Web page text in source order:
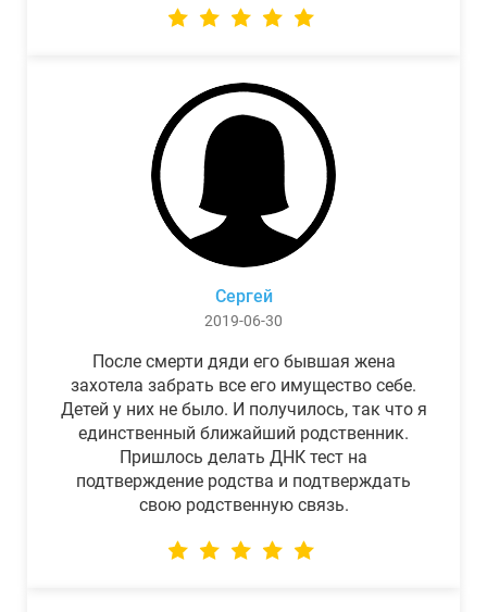
Сергей
2019-06-30
После смерти дяди его бывшая жена
захотела забрать все его имущество себе.
Детей у них не было. И получилось, так что я
единственный ближайший родственник.
Пришлось делать ДНК тест на
подтверждение родства и подтверждать
свою родственную связь.